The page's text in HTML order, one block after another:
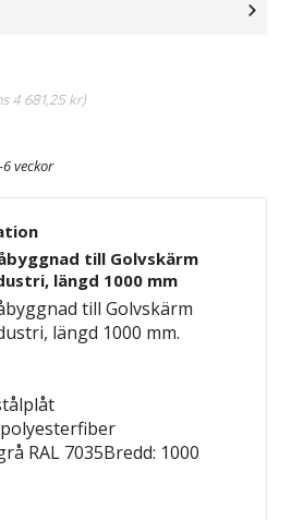
4 681,25 kr)
veckor
till Golvskärm
längd 1000 mm
till Golvskärm
längd 1000 mm.
RAL 7035Bredd: 1000